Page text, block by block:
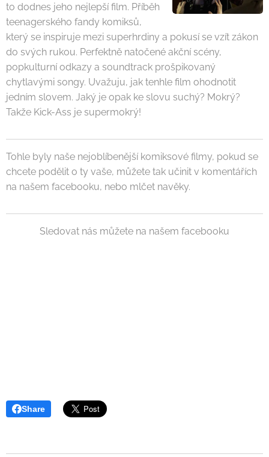
to dodnes jeho nejlepší film. Příběh
teenagerského fandy komiksů,
který se inspiruje mezi superhrdiny a pokusí se vzít zákon
do svých rukou. Perfektně natočené akční scény,
popkulturní odkazy a soundtrack prošpikovaný
chytlavými songy. Uvažuju, jak tenhle film ohodnotit
jedním slovem. Jaký je opak ke slovu suchý? Mokrý?
Takže Kick-Ass je supermokrý!
Tohle byly naše nejoblíbenější komiksové filmy, pokud se
chcete podělit o ty vaše, můžete tak učinit v komentářích
na našem facebooku, nebo mlčet navěky.
Sledovat nás můžete na našem facebooku
Share